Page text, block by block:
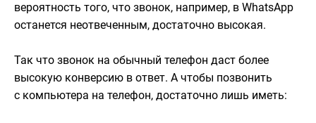
вероятность того, что звонок, например, в WhatsApp
останется неотвеченным, достаточно высокая.
Так что звонок на обычный телефон даст более
высокую конверсию в ответ. А чтобы позвонить
с компьютера на телефон, достаточно лишь иметь: